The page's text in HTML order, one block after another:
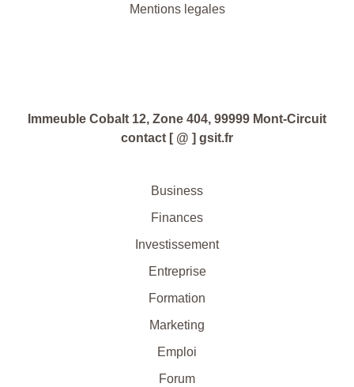
Mentions legales
Immeuble Cobalt 12, Zone 404, 99999 Mont-Circuit
contact [ @ ] gsit.fr
Business
Finances
Investissement
Entreprise
Formation
Marketing
Emploi
Forum